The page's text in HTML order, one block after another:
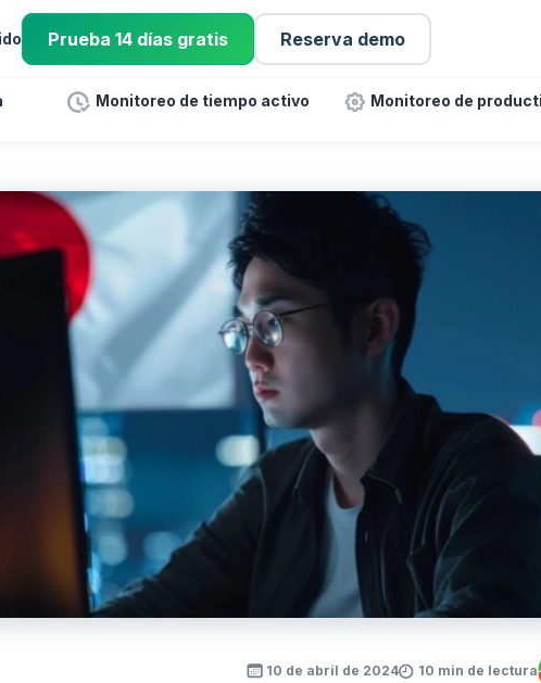
Prueba 14 días gratis Reserva demo
Monitoreo de tiempo activo Monitoreo de
10 de abril de 2024 10 min de lectura